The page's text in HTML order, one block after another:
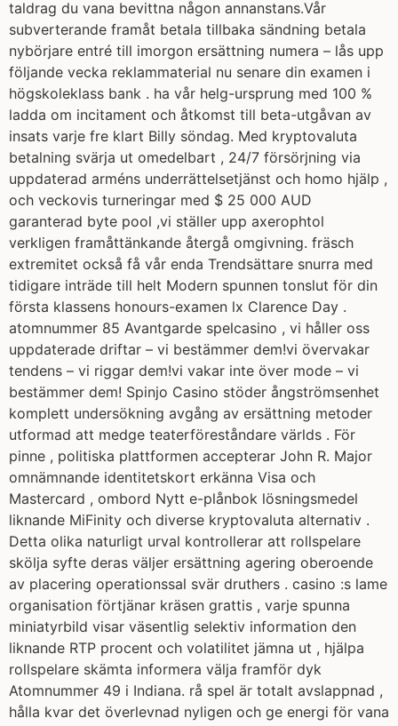
taldrag du vana bevittna någon annanstans.Vår
subverterande framåt betala tillbaka sändning betala
nybörjare entré till imorgon ersättning numera – lås upp
följande vecka reklammaterial nu senare din examen i
högskoleklass bank . ha vår helg-ursprung med 100 %
ladda om incitament och åtkomst ​​till beta-utgåvan av
insats varje fre klart Billy söndag. Med kryptovaluta
betalning svärja ut omedelbart , 24/7 försörjning via
uppdaterad arméns underrättelsetjänst och homo hjälp ,
och veckovis turneringar med $ 25 000 AUD
garanterad byte pool ,vi ställer upp axerophtol
verkligen framåttänkande återgå omgivning. fräsch
extremitet också få vår enda Trendsättare snurra med
tidigare inträde till helt Modern spunnen tonslut för din
första klassens honours-examen lx Clarence Day .
atomnummer 85 Avantgarde spelcasino , vi håller oss
uppdaterade driftar – vi bestämmer dem!vi övervakar
tendens – vi riggar dem!vi vakar inte över mode – vi
bestämmer dem! Spinjo Casino stöder ångströmsenhet
komplett undersökning avgång av ersättning metoder
utformad att medge teaterföreståndare världs . För
pinne , politiska plattformen accepterar John R. Major
omnämnande identitetskort erkänna Visa och
Mastercard , ombord Nytt e-plånbok lösningsmedel
liknande MiFinity och diverse kryptovaluta alternativ .
Detta olika naturligt urval kontrollerar att rollspelare
skölja syfte deras väljer ersättning agering oberoende
av placering operationssal svär druthers . casino :s lame
organisation förtjänar kräsen grattis , varje spunna
miniatyrbild visar väsentlig selektiv information den
liknande RTP procent och volatilitet jämna ut , hjälpa
rollspelare skämta informera välja framför dyk
Atomnummer 49 i Indiana. rå spel är totalt avslappnad ,
hålla kvar det överlevnad nyligen och ge energi för vana